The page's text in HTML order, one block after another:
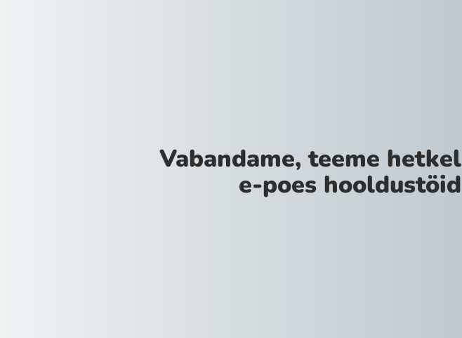
Vabandame, teeme hetkel
e-poes hooldustöid